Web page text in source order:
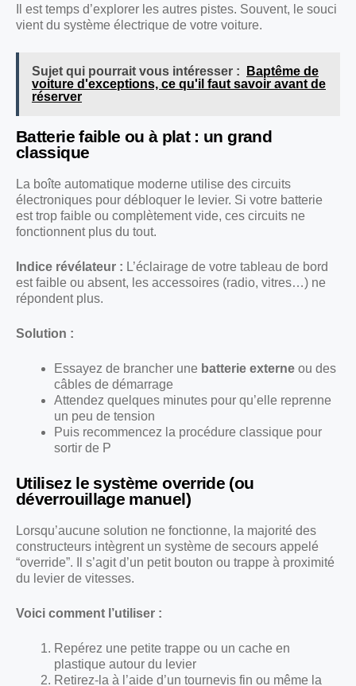
Il est temps d’explorer les autres pistes. Souvent, le souci
vient du système électrique de votre voiture.
Sujet qui pourrait vous intéresser :
Baptême de
voiture d'exceptions, ce qu'il faut savoir avant de
réserver
Batterie faible ou à plat : un grand
classique
La boîte automatique moderne utilise des circuits
électroniques pour débloquer le levier. Si votre batterie
est trop faible ou complètement vide, ces circuits ne
fonctionnent plus du tout.
Indice révélateur : L’éclairage de votre tableau de bord
est faible ou absent, les accessoires (radio, vitres…) ne
répondent plus.
Solution :
Essayez de brancher une batterie externe ou des
câbles de démarrage
Attendez quelques minutes pour qu’elle reprenne
un peu de tension
Puis recommencez la procédure classique pour
sortir de P
Utilisez le système override (ou
déverrouillage manuel)
Lorsqu’aucune solution ne fonctionne, la majorité des
constructeurs intègrent un système de secours appelé
“override”. Il s’agit d’un petit bouton ou trappe à proximité
du levier de vitesses.
Voici comment l’utiliser :
Repérez une petite trappe ou un cache en
plastique autour du levier
Retirez-la à l’aide d’un tournevis fin ou même la